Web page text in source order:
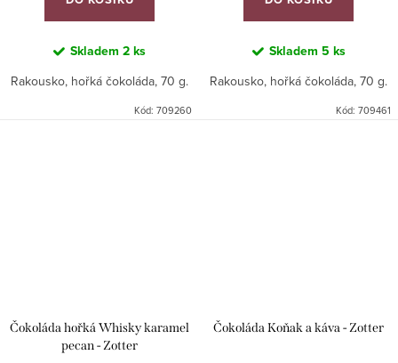
Skladem 2 ks
Rakousko, hořká čokoláda, 70 g.
Kód: 709260
Skladem 5 ks
Rakousko, hořká čokoláda, 70 g.
Kód: 709461
Čokoláda hořká Whisky karamel
pecan - Zotter
Čokoláda Koňak a káva - Zotter